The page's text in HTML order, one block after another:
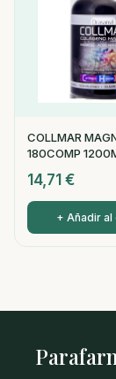
COLLMAR
180COMP
14,71 €
+ Añadir al